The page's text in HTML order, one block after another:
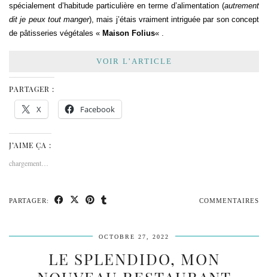
spécialement d’habitude particulière en terme d’alimentation (autrement
dit je peux tout manger), mais j’étais vraiment intriguée par son concept
de pâtisseries végétales « Maison Folius« .
VOIR L’ARTICLE
PARTAGER :
X Facebook
J’AIME ÇA :
chargement…
PARTAGER: COMMENTAIRES
OCTOBRE 27, 2022
LE SPLENDIDO, MON